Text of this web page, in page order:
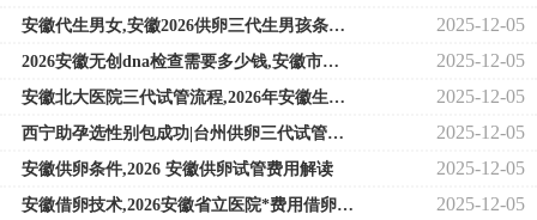
安徽代生男女,安徽2026供卵三代生男孩条件分析 2025-12-05
2026安徽无创dna检查需要多少钱,安徽市不孕不育检查多少钱 2025-12-05
安徽北大医院三代试管流程,2026年安徽生育医疗费报销流程 2025-12-05
西宁助孕选性别包成功|台州供卵三代试管婴儿排名，2026年已更新|台州供卵三代 2025-12-05
安徽供卵条件,2026 安徽供卵试管费用解读 2025-12-05
安徽借卵技术,2026安徽省立医院*费用借卵*子做试管费用明细揭晓 2025-12-05